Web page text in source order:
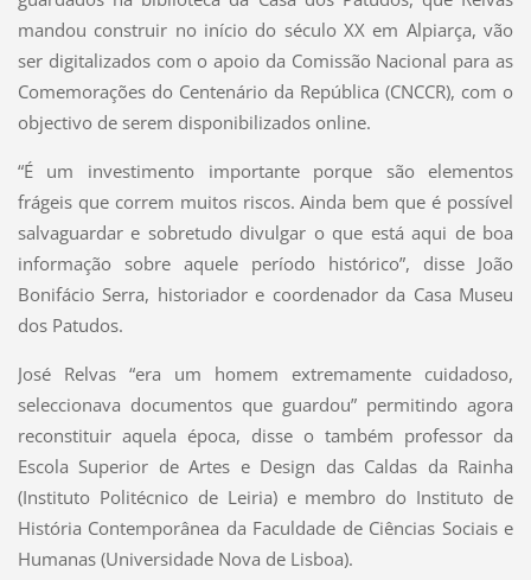
mandou construir no início do século XX em Alpiarça, vão
ser digitalizados com o apoio da Comissão Nacional para as
Comemorações do Centenário da República (CNCCR), com o
objectivo de serem disponibilizados online.
“É um investimento importante porque são elementos
frágeis que correm muitos riscos. Ainda bem que é possível
salvaguardar e sobretudo divulgar o que está aqui de boa
informação sobre aquele período histórico”, disse João
Bonifácio Serra, historiador e coordenador da Casa Museu
dos Patudos.
José Relvas “era um homem extremamente cuidadoso,
seleccionava documentos que guardou” permitindo agora
reconstituir aquela época, disse o também professor da
Escola Superior de Artes e Design das Caldas da Rainha
(Instituto Politécnico de Leiria) e membro do Instituto de
História Contemporânea da Faculdade de Ciências Sociais e
Humanas (Universidade Nova de Lisboa).